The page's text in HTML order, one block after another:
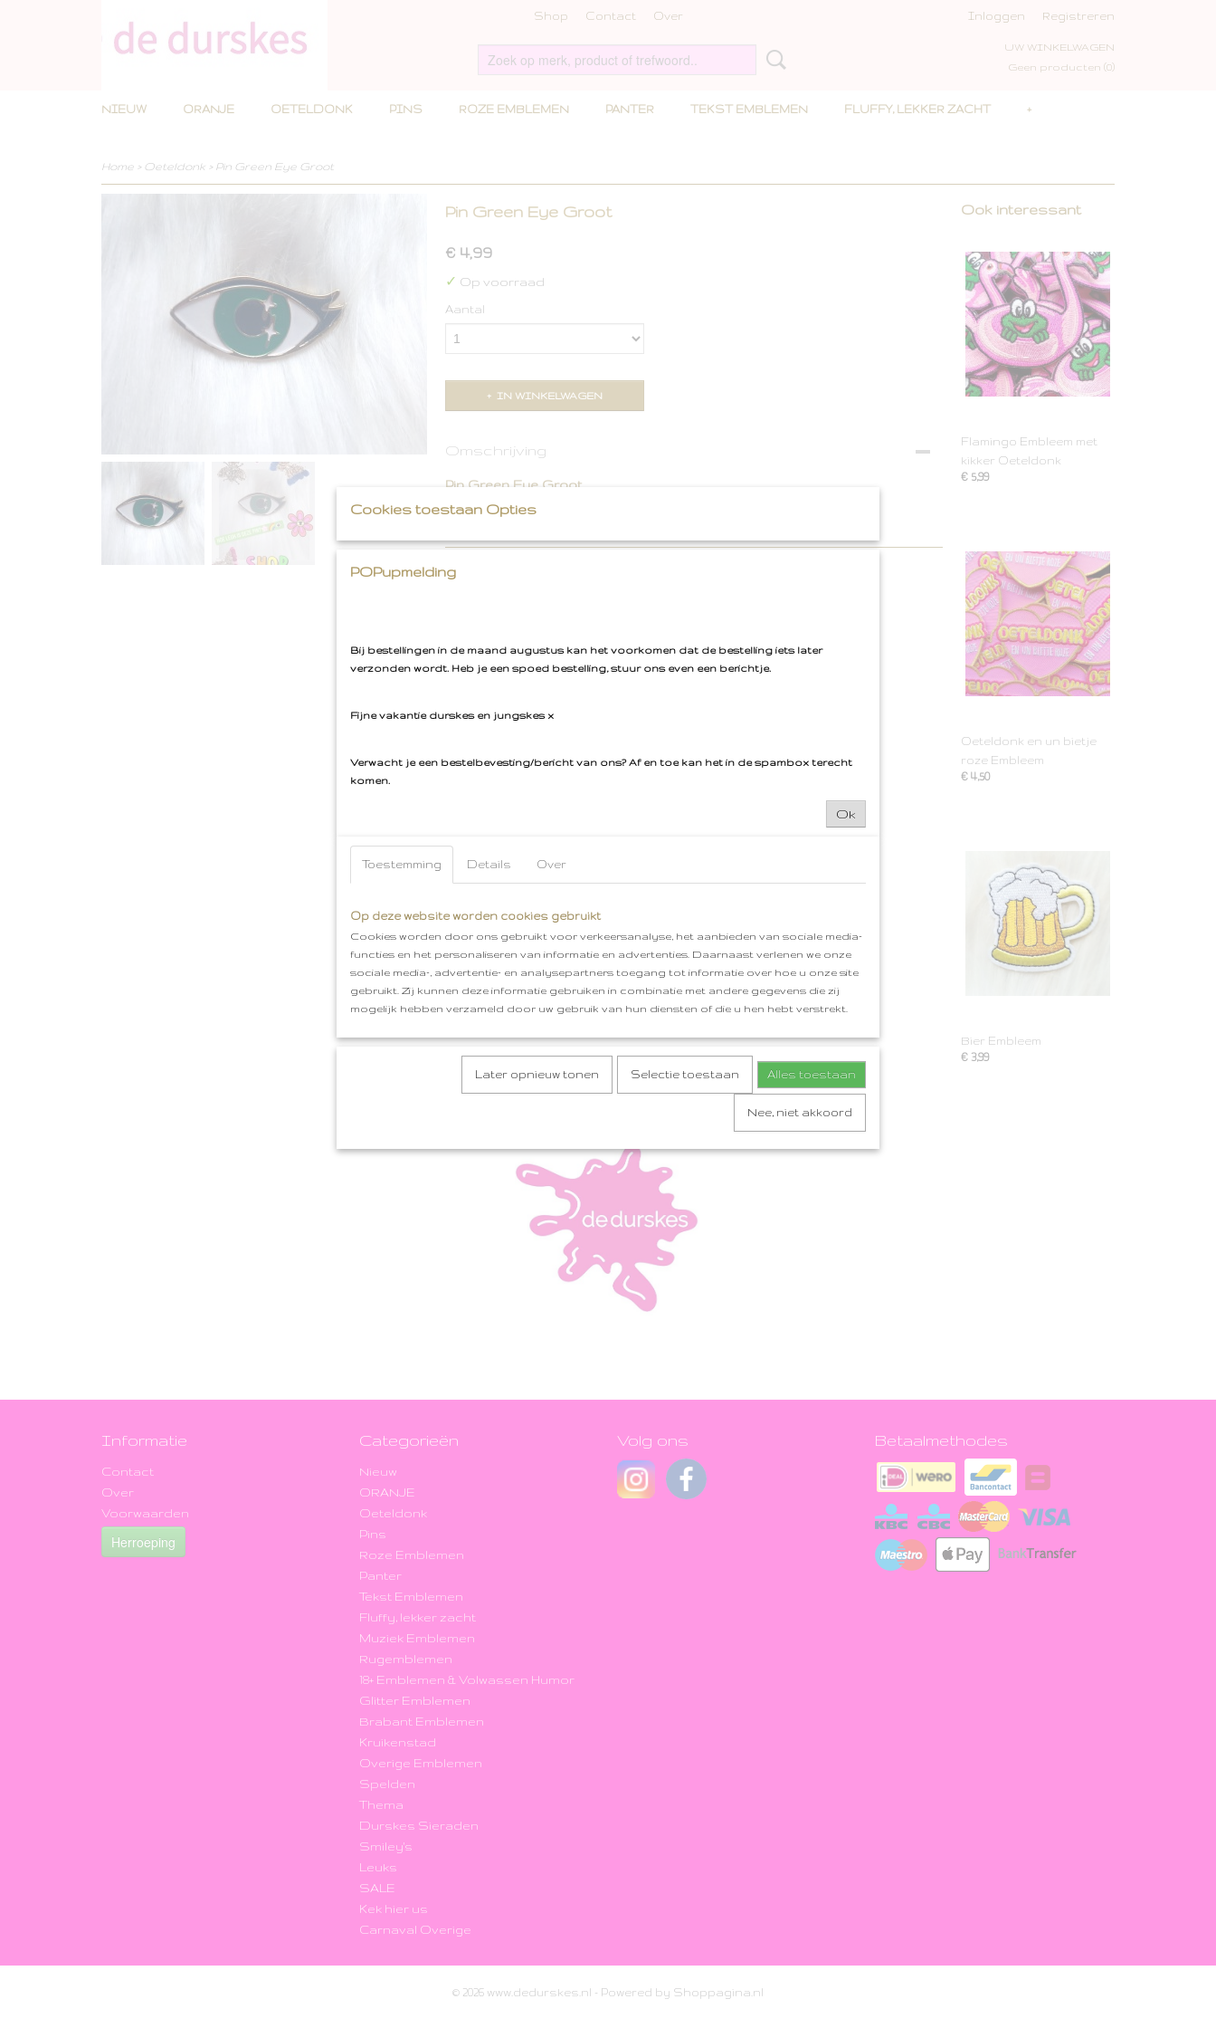
Shop Contact Over Inloggen Registreren
UW WINKELWAGEN
Geen producten (0)
NIEUW ORANJE OETELDONK PINS ROZE EMBLEMEN PANTER TEKST EMBLEMEN FLUFFY, LEKKER ZACHT +
Home > Oeteldonk > Pin Green Eye Groot
Pin Green Eye Groot
€ 4,99
✓ Op voorraad
Aantal
IN WINKELWAGEN
Omschrijving
Pin Green Eye Groot
Ook interessant
Flamingo Embleem met
kikker Oeteldonk
€ 5,99
Oeteldonk en un bietje
roze Embleem
€ 4,50
Bier Embleem
€ 3,99
Informatie
Contact
Over
Voorwaarden
Herroeping
Categorieën
Nieuw
ORANJE
Oeteldonk
Pins
Roze Emblemen
Panter
Tekst Emblemen
Fluffy, lekker zacht
Muziek Emblemen
Rugemblemen
18+ Emblemen & Volwassen Humor
Glitter Emblemen
Brabant Emblemen
Kruikenstad
Overige Emblemen
Spelden
Thema
Durskes Sieraden
Smiley's
Leuks
SALE
Kek hier us
Carnaval Overige
Volg ons Betaalmethodes
© 2026 www.dedurskes.nl - Powered by Shoppagina.nl
Cookies toestaan Opties
POPupmelding
Bij bestellingen in de maand augustus kan het voorkomen dat de bestelling iets later
verzonden wordt. Heb je een spoed bestelling, stuur ons even een berichtje.
Fijne vakantie durskes en jungskes x
Verwacht je een bestelbevesting/bericht van ons? Af en toe kan het in de spambox terecht
komen.
Ok
Toestemming Details Over
Op deze website worden cookies gebruikt
Cookies worden door ons gebruikt voor verkeersanalyse, het aanbieden van sociale media-
functies en het personaliseren van informatie en advertenties. Daarnaast verlenen we onze
sociale media-, advertentie- en analysepartners toegang tot informatie over hoe u onze site
gebruikt. Zij kunnen deze informatie gebruiken in combinatie met andere gegevens die zij
mogelijk hebben verzameld door uw gebruik van hun diensten of die u hen hebt verstrekt.
Later opnieuw tonen Selectie toestaan Alles toestaan
Nee, niet akkoord